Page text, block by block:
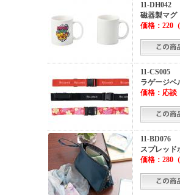
11-DH042
磁器製マグ
価格： 220
11-CS005
ラゲージベ
価格： 応談
11-BD076
スプレッド
価格： 280